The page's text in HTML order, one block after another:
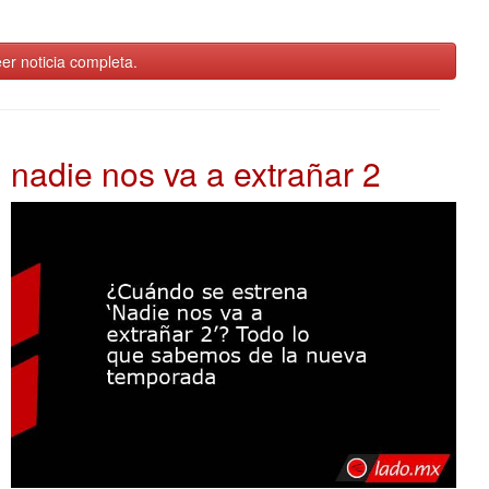
noticia completa.
nadie nos va a extrañar 2